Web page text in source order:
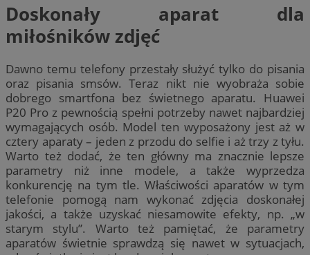
Doskonały aparat dla
miłośników zdjęć
Dawno temu telefony przestały służyć tylko do pisania
oraz pisania smsów. Teraz nikt nie wyobraża sobie
dobrego smartfona bez świetnego aparatu. Huawei
P20 Pro z pewnością spełni potrzeby nawet najbardziej
wymagających osób. Model ten wyposażony jest aż w
cztery aparaty – jeden z przodu do selfie i aż trzy z tyłu.
Warto też dodać, że ten główny ma znacznie lepsze
parametry niż inne modele, a także wyprzedza
konkurencję na tym tle. Właściwości aparatów w tym
telefonie pomogą nam wykonać zdjęcia doskonałej
jakości, a także uzyskać niesamowite efekty, np. „w
starym stylu”. Warto też pamiętać, że parametry
aparatów świetnie sprawdzą się nawet w sytuacjach,